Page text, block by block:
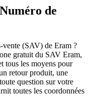
de
vente (SAV) de Eram ?
gratuit du SAV Eram,
tous les moyens pour
retour produit, une
question sur votre
toutes les coordonnées